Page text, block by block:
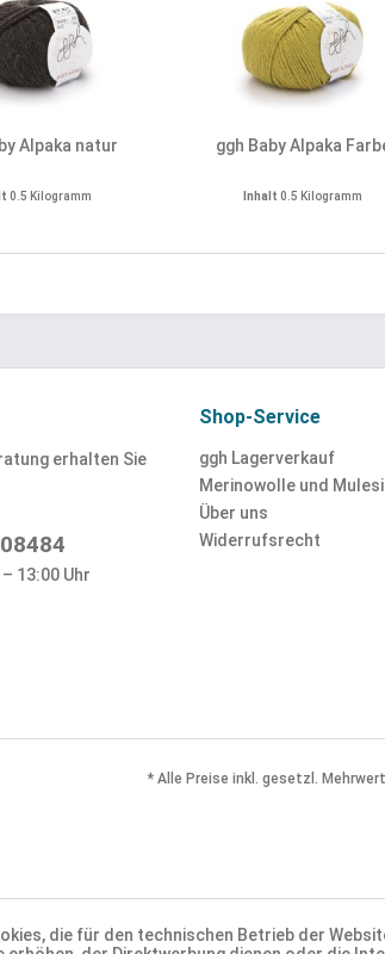
Alpaka natur
0.5 Kilogramm
ggh Baby Alpaka
Inhalt0.5 Kilogramm
erhalten Sie
13:00 Uhr
Shop-Service
ggh Lagerverkauf
Merinowolle und
Über uns
Widerrufsrecht
* Alle Preise inkl. gesetzl.
die für den technischen Betrieb der